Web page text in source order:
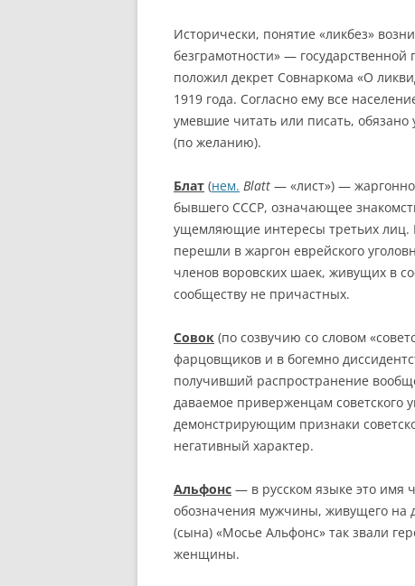
Исторически, понятие «ликбез»
безграмотности» —
положил декрет Совнаркома «О
1919 года. Согласно ему все
умевшие читать или писать,
(по желанию).
Блат (нем. Blatt — «лист») —
бывшего СССР, означающее
ущемляющие интересы третьих лиц.
перешли в жаргон еврейского
членов воровских шаек, живущих в
сообществу не причастных.
Совок (по созвучию со словом
фарцовщиков и в богемно
получивший распространение
даваемое приверженцам
демонстрирующим признаки
негативный характер.
Альфонс — в русском языке это имя
обозначения мужчины, живущего
(сына) «Мосье Альфонс» так звали
женщины.